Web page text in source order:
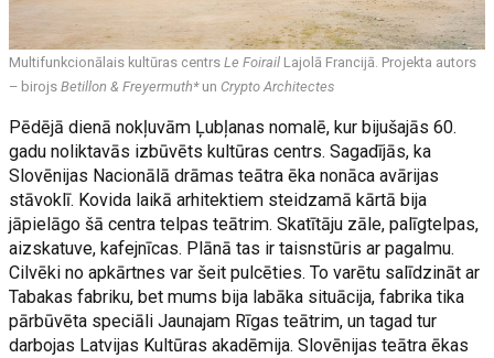
Multifunkcionālais kultūras centrsLe Foirail Lajolā Francijā. Projekta autors
– birojs Betillon & Freyermuth* un Crypto Architectes
Pēdējā dienā nokļuvām Ļubļanas nomalē, kur bijušajās 60.
gadu noliktavās izbūvēts kultūras centrs. Sagadījās, ka
Slovēnijas Nacionālā drāmas teātra ēka nonāca avārijas
stāvoklī. Kovida laikā arhitektiem steidzamā kārtā bija
jāpielāgo šā centra telpas teātrim. Skatītāju zāle, palīgtelpas,
aizskatuve, kafejnīcas. Plānā tas ir taisnstūris ar pagalmu.
Cilvēki no apkārtnes var šeit pulcēties. To varētu salīdzināt ar
Tabakas fabriku, bet mums bija labāka situācija, fabrika tika
pārbūvēta speciāli Jaunajam Rīgas teātrim, un tagad tur
darbojas Latvijas Kultūras akadēmija. Slovēnijas teātra ēkas